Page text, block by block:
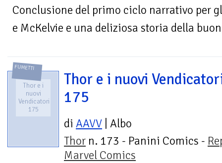
Conclusione del primo ciclo narrativo per
e McKelvie e una deliziosa storia della
FUMETTI
Thor e i
nuovi
Vendicatori
175
Thor e i nuovi
175
di AAVV | Albo
Thor n. 173 - Panini Comics -
Marvel Comics